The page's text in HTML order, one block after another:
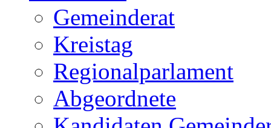
Gemeinderat
Kreistag
Regionalparlament
Abgeordnete